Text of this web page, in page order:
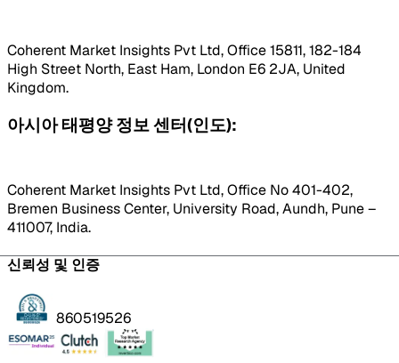
Coherent Market Insights Pvt Ltd, Office 15811, 182-184
High Street North, East Ham, London E6 2JA, United
Kingdom.
아시아 태평양 정보 센터(인도):
Coherent Market Insights Pvt Ltd, Office No 401-402,
Bremen Business Center, University Road, Aundh, Pune –
411007, India.
신뢰성 및 인증
860519526